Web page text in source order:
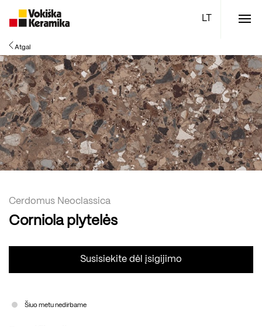
Atgal
Cerdomus Neoclassica
Corniola plytelės
Susisiekite dėl įsigijimo
Šiuo metu nedirbame
Meniu
Plytelės
Vonios kambario įranga
Boen parketlentės
Specialūs pasiūlymai TOP